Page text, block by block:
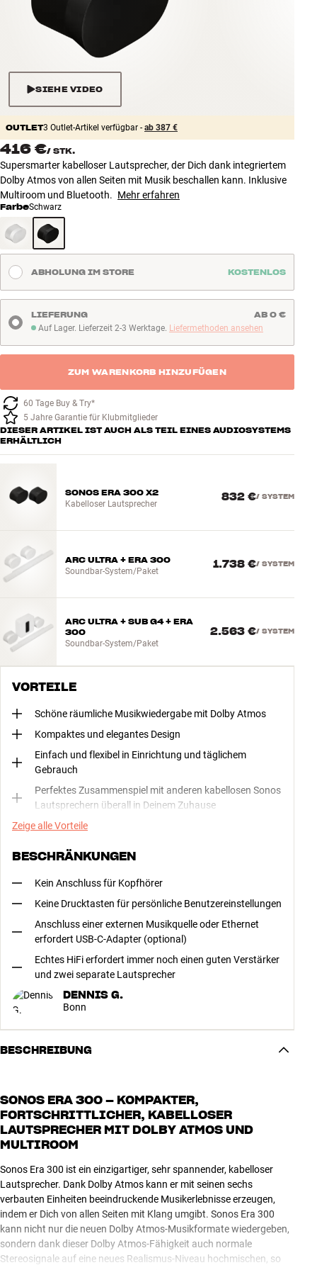
INSPIRATION
MARKEN
ANGEBOTE
Store Finden
Kundendienst
Anmelden
Kundendienst
Bauen mit Klang
SIEHE VIDEO
OUTLET3 Outlet-Artikel verfügbar - ab 387 €
416 €/ STK.
Supersmarter kabelloser Lautsprecher, der Dich dank integriertem
Dolby Atmos von allen Seiten mit Musik beschallen kann. Inklusive
Multiroom und Bluetooth. Mehr erfahren
FarbeSchwarz
ABHOLUNG IM STORE KOSTENLOS
Auf Lager. Lieferzeit 2-3 Werktage
Auf Lager. Lieferzeit 2-3 Werktage. Liefermethoden ansehen
LIEFERUNG AB 0 €
ZUM WARENKORB HINZUFÜGEN
60 Tage Buy & Try*
5 Jahre Garantie für Klubmitglieder
DIESER ARTIKEL IST AUCH ALS TEIL EINES AUDIOSYSTEMS
ERHÄLTLICH
SONOS ERA 300 X2
Kabelloser Lautsprecher
832 €/ SYSTEM
ARC ULTRA + ERA 300
Soundbar-System/Paket
1.738 €/ SYSTEM
ARC ULTRA + SUB G4 + ERA
300
Soundbar-System/Paket
2.563 €/ SYSTEM
VORTEILE
Schöne räumliche Musikwiedergabe mit Dolby Atmos
Kompaktes und elegantes Design
Einfach und flexibel in Einrichtung und täglichem
Gebrauch
Perfektes Zusammenspiel mit anderen kabellosen Sonos
Lautsprechern überall in Deinem Zuhause
Zeige alle Vorteile
BESCHRÄNKUNGEN
Kein Anschluss für Kopfhörer
Keine Drucktasten für persönliche Benutzereinstellungen
Anschluss einer externen Musikquelle oder Ethernet
erfordert USB-C-Adapter (optional)
Echtes HiFi erfordert immer noch einen guten Verstärker
und zwei separate Lautsprecher
DENNIS G.
Bonn
BESCHREIBUNG
SONOS ERA 300 – KOMPAKTER,
FORTSCHRITTLICHER, KABELLOSER
LAUTSPRECHER MIT DOLBY ATMOS UND
MULTIROOM
Sonos Era 300 ist ein einzigartiger, sehr spannender, kabelloser
Lautsprecher. Dank Dolby Atmos kann er mit seinen sechs
verbauten Einheiten beeindruckende Musikerlebnisse erzeugen,
indem er Dich von allen Seiten mit Klang umgibt. Sonos Era 300
kann nicht nur die neuen Dolby Atmos-Musikformate wiedergeben,
sondern dank dieser Dolby Atmos-Fähigkeit auch normale
Stereosignale auf eine neues Realismus-Niveau hochmischen, so